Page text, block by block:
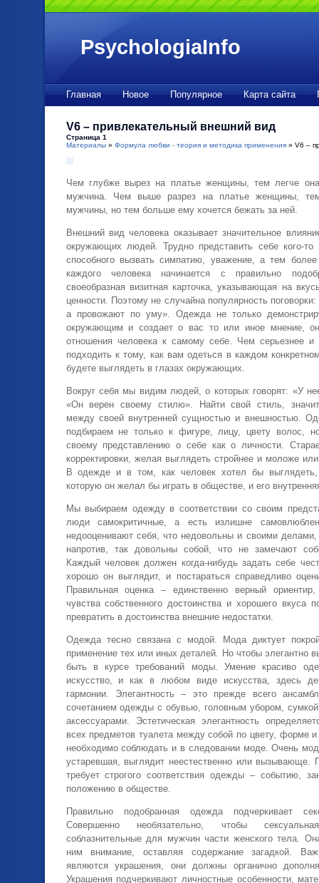
PsychologiaInfo
Главная Новое Популярное Карта сайта
V6 – привлекательный внешний вид
Страница 1
Материалы» Формула любви - теория и методика применения» V6 –
Чем глубже вырез на платье женщины, тем легче
мужчина. Чем выше разрез на платье женщины,
мужчины, но тем больше ему хочется бежать за ней.
Внешний вид человека оказывает значительное
окружающих людей. Трудно представить себе кого-то
способного вызвать симпатию, уважение, а тем
каждого человека начинается с правильно
своеобразная визитная карточка, указывающая на
ценности. Поэтому не случайна популярность
а провожают по уму». Одежда не только
окружающим и создает о вас то или иное мнение,
отношения человека к самому себе. Чем серьезнее и
подходить к тому, как вам одеться в каждом
будете выглядеть в глазах окружающих.
Вокруг себя мы видим людей, о которых говорят: «У
«Он верен своему стилю». Найти свой стиль,
между своей внутренней сущностью и внешностью.
подбираем не только к фигуре, лицу, цвету волос,
своему представлению о себе как о личности.
корректировки, желая выглядеть стройнее и моложе
В одежде и в том, как человек хотел бы выглядеть,
которую он желал бы играть в обществе, и его
Мы выбираем одежду в соответствии со своим
люди самокритичные, а есть излишне
недооценивают себя, что недовольны и своими
напротив, так довольны собой, что не замечают
Каждый человек должен когда-нибудь задать себе
хорошо он выглядит, и постараться справедливо
Правильная оценка – единственно верный
чувства собственного достоинства и хорошего вкуса
превратить в достоинства внешние недостатки.
Одежда тесно связана с модой. Мода диктует
применение тех или иных деталей. Но чтобы элегантно
быть в курсе требований моды. Умение красиво
искусство, и как в любом виде искусства, здесь
гармонии. Элегантность – это прежде всего
сочетанием одежды с обувью, головным убором,
аксессуарами. Эстетическая элегантность
всех предметов туалета между собой по цвету, форме
необходимо соблюдать и в следовании моде. Очень
устаревшая, выглядит неестественно или вызывающе.
требует строгого соответствия одежды – событию,
положению в обществе.
Правильно подобранная одежда подчеркивает
Совершенно необязательно, чтобы
соблазнительные для мужчин части женского тела.
ним внимание, оставляя содержание загадкой.
являются украшения, они должны органично
Украшения подчеркивают личностные особенности,